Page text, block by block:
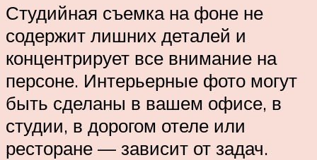
Студийная съемка на фоне не
содержит лишних деталей и
концентрирует все внимание на
персоне. Интерьерные фото могут
быть сделаны в вашем офисе, в
студии, в дорогом отеле или
ресторане — зависит от задач.